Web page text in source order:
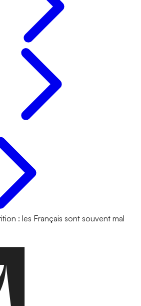
: les Français sont souvent mal